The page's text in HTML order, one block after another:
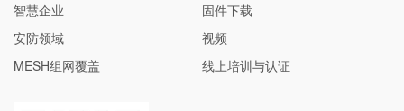
智慧企业
安防领域
MESH组网覆盖
固件下载
视频
线上培训与认证